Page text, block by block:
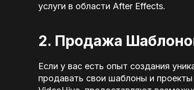
услуги в области After Effects.
2. Продажа
Если у вас есть опыт создания
продавать свои шаблоны и